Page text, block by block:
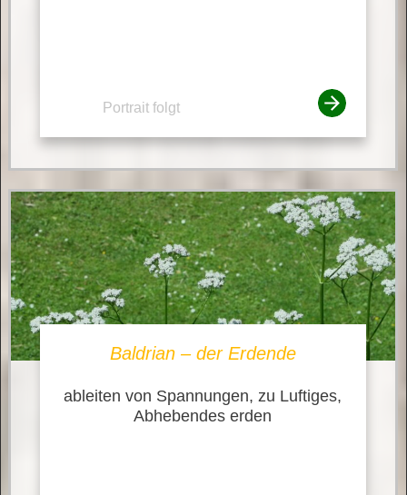
Portrait folgt
Baldrian – der Erdende
ableiten von Spannungen, zu Luftiges,
Abhebendes erden